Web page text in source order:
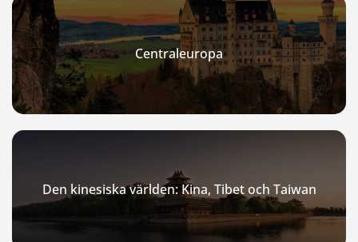
Centraleuropa
Den kinesiska världen: Kina, Tibet och Taiwan